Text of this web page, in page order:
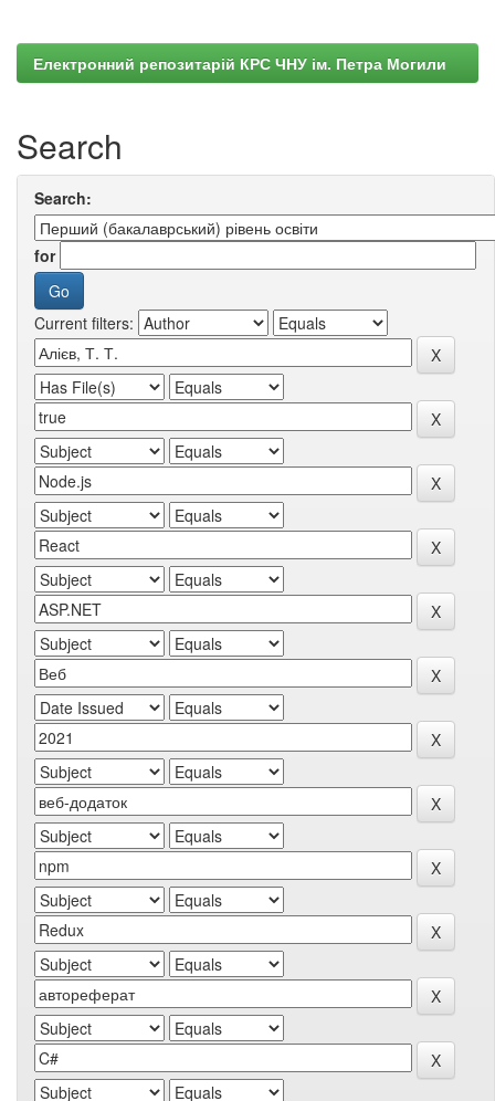
Електронний репозитарій КРС ЧНУ ім. Петра Могили
Search
Search:
for
Current filters: